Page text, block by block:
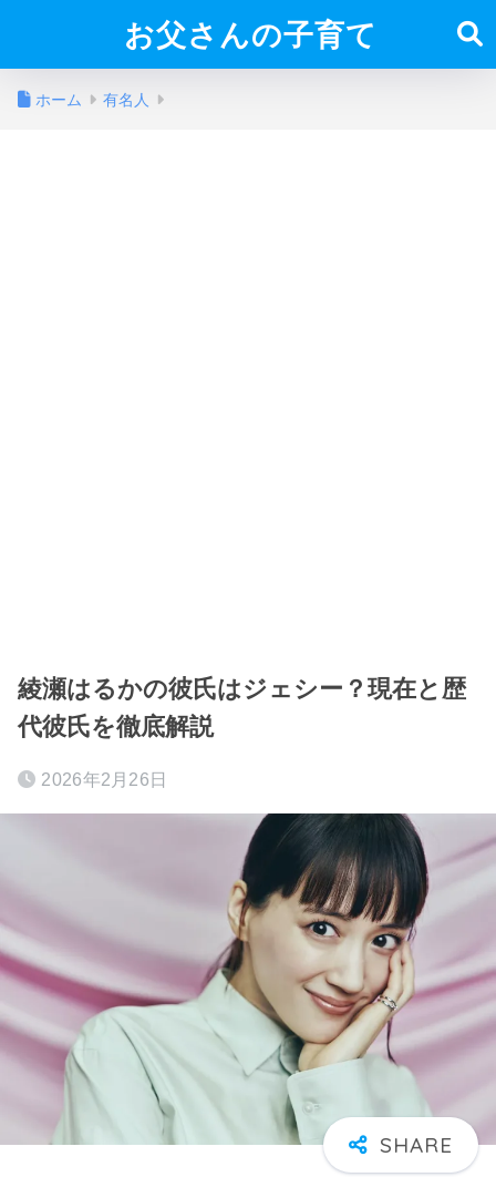
お父さんの子育て
ホーム 有名人
綾瀬はるかの彼氏はジェシー？現在と歴
代彼氏を徹底解説
2026年2月26日